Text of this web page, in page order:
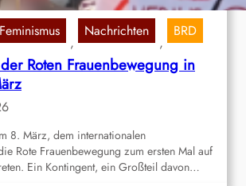
,
Nachrichten
,
BRD
Roten Frauenbewegung in
8. März, dem internationalen
Rote Frauenbewegung zum ersten Mal auf
Ein Kontingent, ein Großteil davon…